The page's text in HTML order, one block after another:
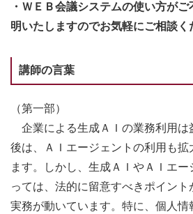
・ＷＥＢ会議システムの使い方が
明いたしますのでお気軽にご相談く
講師の言葉
（第一部）
企業による生成ＡＩの業務利用は
後は、ＡＩエージェントの利用も
ます。しかし、生成ＡＩやＡＩエ
っては、法的に留意すべきポイント
実務が動いています。特に、個人